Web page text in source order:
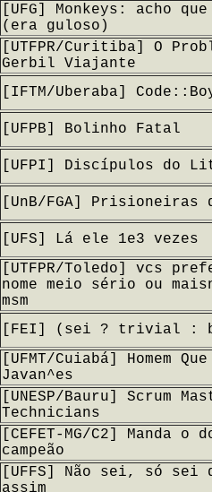
[UFG] Monkeys: acho que
(era guloso)
[UTFPR/Curitiba] O
Gerbil Viajante
[IFTM/Uberaba]
[UFPB] Bolinho Fatal
[UFPI] Discípulos do
[UnB/FGA] Prisioneiras
[UFS] Lá ele 1e3 vezes
[UTFPR/Toledo] vcs
nome meio sério ou
msm
[FEI] (sei ? trivial :
[UFMT/Cuiabá] Homem
Javan^es
[UNESP/Bauru] Scrum
Technicians
[CEFET-MG/C2] Manda o
campeão
[UFFS] Não sei, só sei
assim